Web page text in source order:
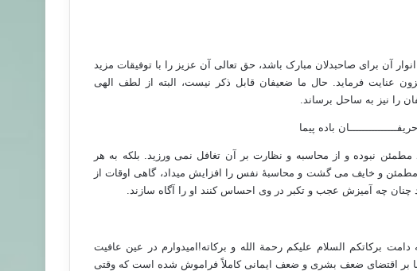
آن برای صاحبدلان مبارک باشد، حق تعالی آن عزیز را با توفیقات مزید
عنایت فرماید. حال ما ضعیفان قابل ذکر نیست، البته از لطف الهی
را نیز به ساحل برساند.
باده پیما
نبوده و از محاسبه و نظارت بر آن تغافل نمی ورزید. بلکه به هر
مطمئن و خایف می گشت و محاسبۀ نفس را افزایش میداد، گاهی اوقات از
چه آمیزش عجب و تکبر در وی احساس کنند او را آگاه سازند.
برکاتکم السلام علیکم رحمة الله و برکاته!امیدوارم در عین عافیت
بر اقتضای ضعف بشری و ضعف ایمانی کاملاً فراموش شده است که وقتی